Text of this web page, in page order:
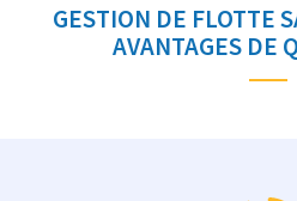
GESTION DE FLOTTE
AVANTAGES DE